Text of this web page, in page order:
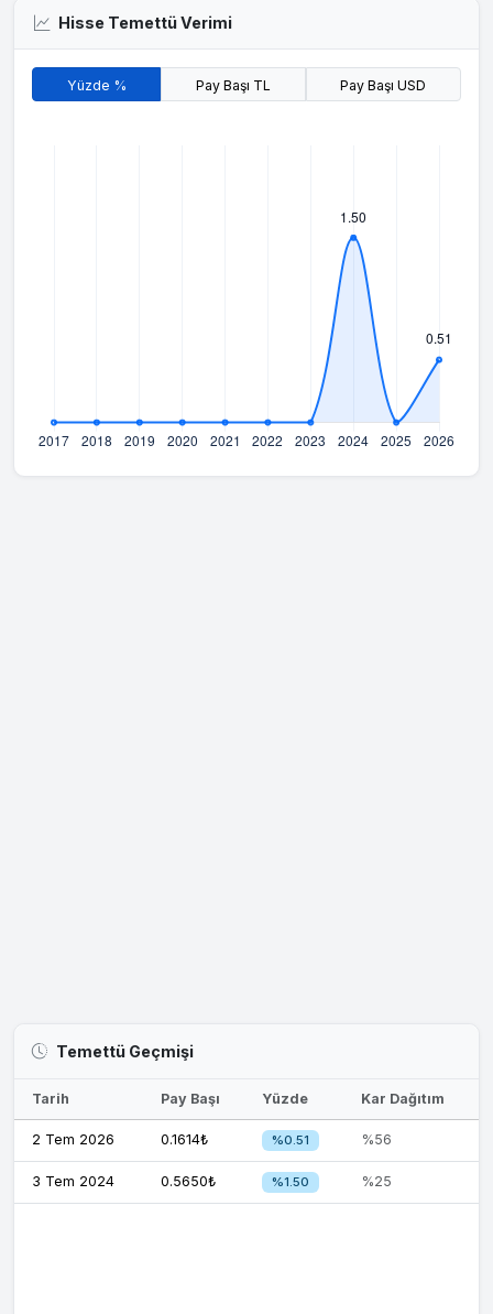
Hisse Temettü Verimi
Yüzde % Pay Başı TL Pay Başı USD
Temettü Geçmişi
Tarih Pay Başı Yüzde Kar Dağıtım
2 Tem 2026 0.1614₺ %0.51 %56
3 Tem 2024 0.5650₺ %1.50 %25